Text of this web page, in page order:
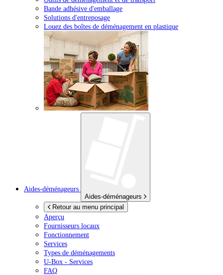
Bande adhésive d'emballage
Solutions d'entreposage
Louez des boîtes de déménagement en plastique
Aides-déménageurs
Aides-déménageurs
Retour au menu principal
Aperçu
Fournisseurs locaux
Fonctionnement
Services
Types de déménagements
U-Box - Services
FAQ